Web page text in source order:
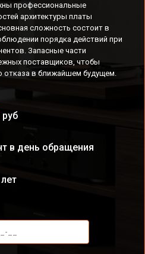
профессиональные
архитектуры платы
сложность состоит в
порядка действий при
Запасные части
поставщиков, чтобы
отказа в ближайшем будущем.
руб
в день обращения